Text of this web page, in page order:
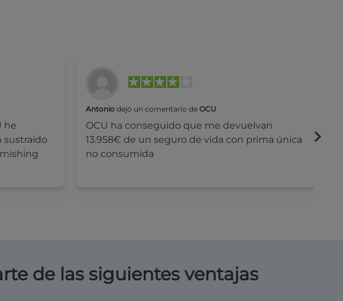
he
sustraido
Antonio dejó un comentario deOCU
OCU ha conseguido que me devuelvan
13.958€ de un seguro de vida con prima única
no consumida
de las siguientes ventajas